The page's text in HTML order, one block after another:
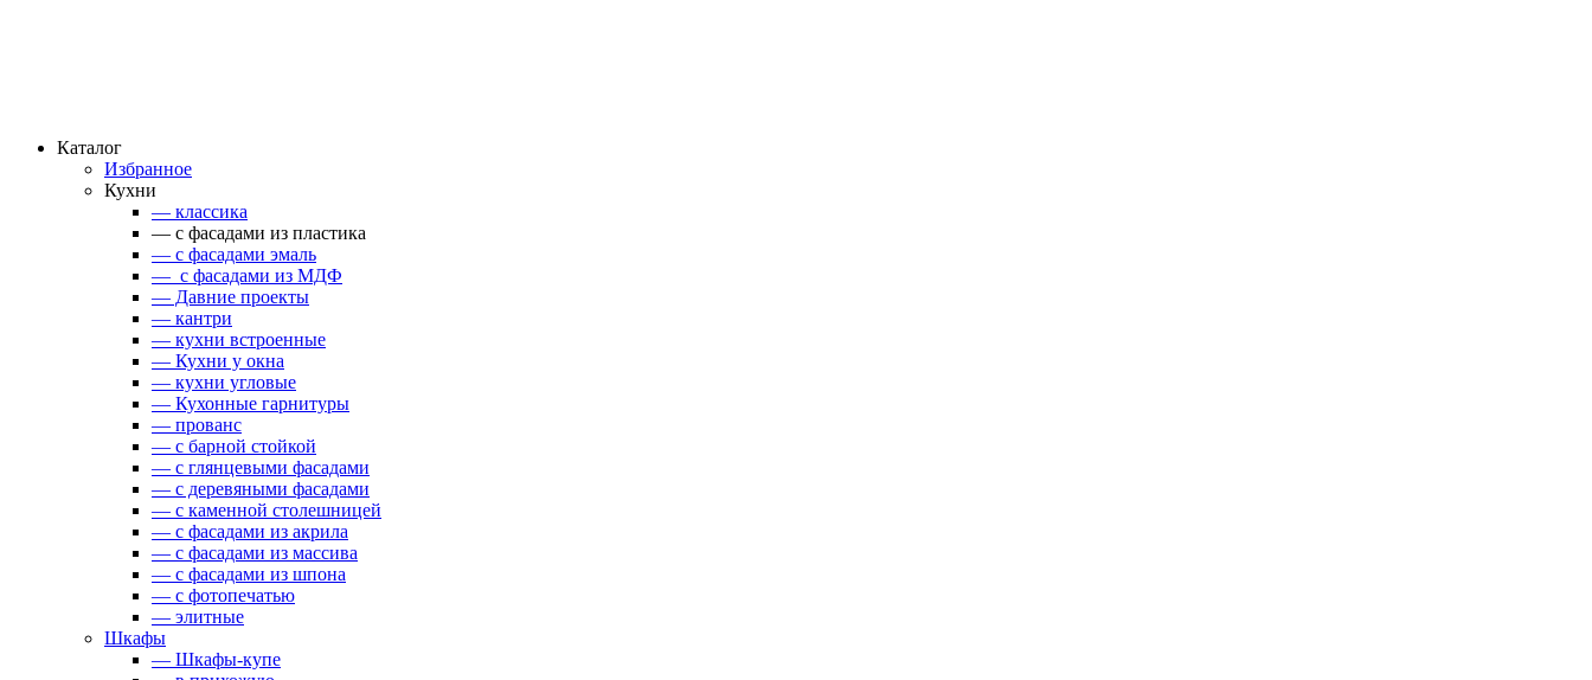
Каталог
Избранное
Кухни
— классика
— с фасадами из пластика
— с фасадами эмаль
— с фасадами из МДФ
— Давние проекты
— кантри
— кухни встроенные
— Кухни у окна
— кухни угловые
— Кухонные гарнитуры
— прованс
— с барной стойкой
— с глянцевыми фасадами
— с деревяными фасадами
— с каменной столешницей
— с фасадами из акрила
— с фасадами из массива
— с фасадами из шпона
— с фотопечатью
— элитные
Шкафы
— Шкафы-купе